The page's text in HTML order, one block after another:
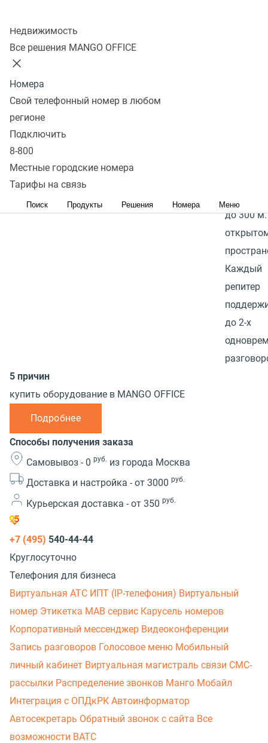
Недвижимость
Все решения MANGO OFFICE
Номера
Свой телефонный номер в любом
регионе
Подключить
8-800
Местные городские номера
Тарифы на связь
Поиск Продукты Решения Номера Меню
10
Перейти в
избранноеПерейти в
до 300
Каждый
репитер
до 2-х
5 причин
купить оборудование в MANGO OFFICE
Подробнее
Способы получения заказа
Самовывоз - 0 руб. из города Москва
Доставка и настройка - от 3000 руб.
Курьерская доставка - от 350 руб.
+7 (495) 540-44-44
Круглосуточно
Телефония для бизнеса
Виртуальная АТС ИПТ (IP-телефония) Виртуальный
номер Этикетка МАВ сервис Карусель номеров
Корпоративный мессенджер Видеоконференции
Запись разговоров Голосовое меню Мобильный
личный кабинет Виртуальная магистраль связи СМС-
рассылки Распределение звонков Манго Мобайл
Интеграция с ОПДкРК Автоинформатор
Автосекретарь Обратный звонок с сайта Все
возможности ВАТС